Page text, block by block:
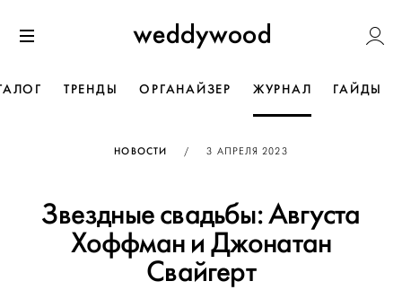
к содержанию
Weddywood
ТРЕНДЫ ОРГАНАЙЗЕР ЖУРНАЛ ГАЙДЫ
НОВОСТИ / ОПУБЛИКОВАНО
3 АПРЕЛЯ 2023
Звездные свадьбы: Августа
Хоффман и Джонатан
Свайгерт